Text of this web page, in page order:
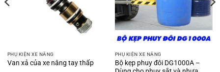
PHỤ KIỆN XE NÂNG
Van xả của xe nâng tay thấp
PHỤ KIỆN XE NÂNG
Bộ kẹp phuy đôi DG1000A –